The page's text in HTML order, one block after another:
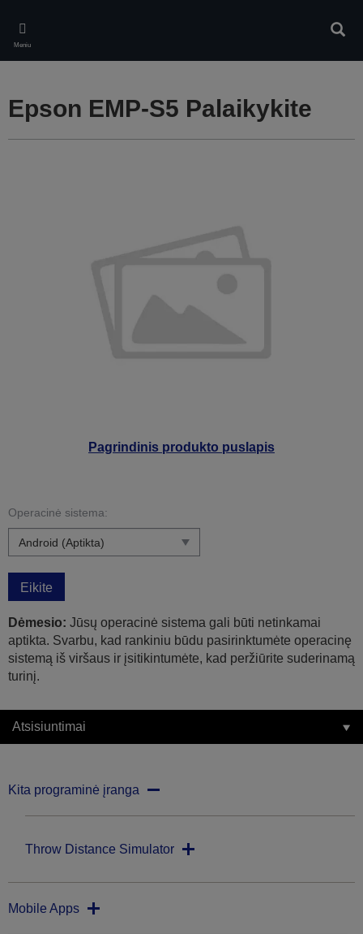
main
content
Meniu
Pagrindinis produkto puslapis
Epson EMP-S5 Palaikykite
Operacinė sistema:
Eikite
Dėmesio: Jūsų operacinė sistema gali būti netinkamai
aptikta. Svarbu, kad rankiniu būdu pasirinktumėte operacinę
sistemą iš viršaus ir įsitikintumėte, kad peržiūrite suderinamą
turinį.
Atsisiuntimai
Kita programinė įranga
Throw Distance Simulator
Mobile Apps